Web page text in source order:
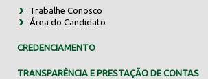
Trabalhe Conosco
Área do Candidato
CREDENCIAMENTO
TRANSPARÊNCIA E PRESTAÇÃO DE CONTAS